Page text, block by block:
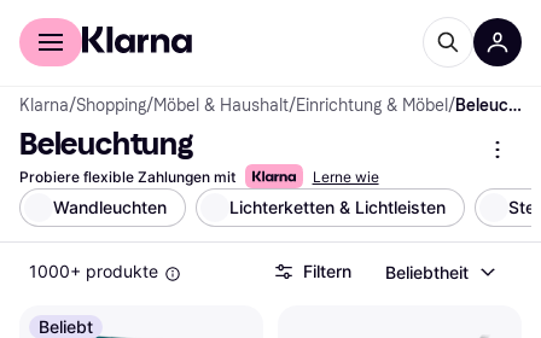
Für Shopper
Klarna/Shopping/Möbel & Haushalt/Einrichtung & Möbel / Beleuchtung
Beleuchtung
Probiere flexible Zahlungen mit Lerne wie
Wandleuchten Lichterketten & Lichtleisten
1000+ produkte Filtern Beliebtheit
Beliebt